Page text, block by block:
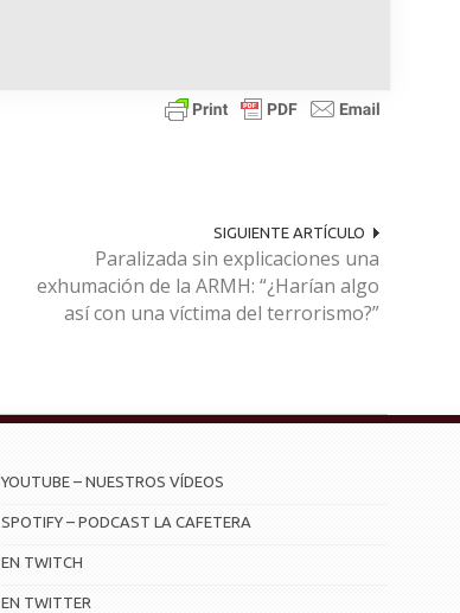
SIGUIENTE ARTÍCULO
Paralizada sin explicaciones una
exhumación de la ARMH: “¿Harían algo
así con una víctima del terrorismo?”
YOUTUBE – NUESTROS VÍDEOS
SPOTIFY – PODCAST LA CAFETERA
EN TWITCH
EN TWITTER